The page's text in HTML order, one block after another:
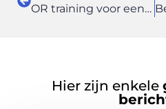
OR training voor een gezond en goed bestuur
Hier zijn enkele